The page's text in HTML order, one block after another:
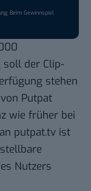
. Beim Gewinnspiel
soll der Clip-
stehen
Putpat
wie früher bei
putpat.tv ist
Nutzers